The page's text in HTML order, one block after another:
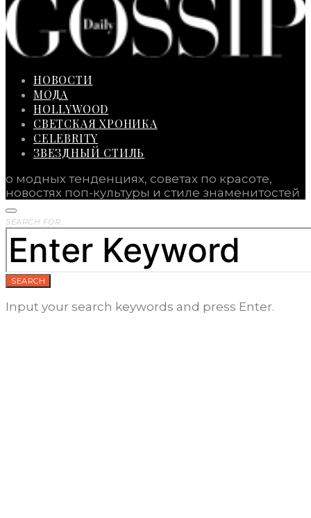
НОВОСТИ
МОДА
HOLLYWOOD
СВЕТСКАЯ ХРОНИКА
CELEBRITY
ЗВЕЗДНЫЙ СТИЛЬ
о модных тенденциях, советах по красоте,
новостях поп-культуры и стиле знаменитостей
SEARCH FOR:
SEARCH
Input your search keywords and press Enter.